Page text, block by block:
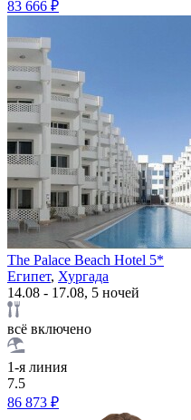
83 666 ₽
The Palace Beach Hotel 5*
Египет, Хургада
14.08 - 17.08, 5 ночей
всё включено
1-я линия
7.5
86 873 ₽